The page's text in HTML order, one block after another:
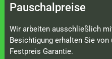
Pauschalpreise
Wir arbeiten ausschließlich
Besichtigung erhalten Sie
Festpreis Garantie.